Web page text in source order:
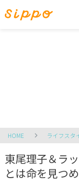
HOME ライフスタ
東尾理子＆ラ
とは命を見つ